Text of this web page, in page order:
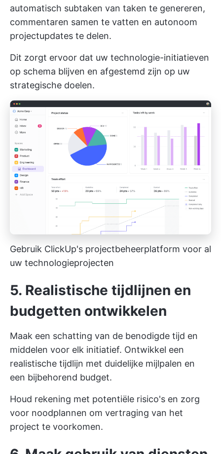
automatisch subtaken van taken te genereren,
commentaren samen te vatten en autonoom
projectupdates te delen.
Dit zorgt ervoor dat uw technologie-initiatieven
op schema blijven en afgestemd zijn op uw
strategische doelen.
Gebruik ClickUp's projectbeheerplatform voor al
uw technologieprojecten
5. Realistische tijdlijnen en
budgetten ontwikkelen
Maak een schatting van de benodigde tijd en
middelen voor elk initiatief. Ontwikkel een
realistische tijdlijn met duidelijke mijlpalen en
een bijbehorend budget.
Houd rekening met potentiële risico's en zorg
voor noodplannen om vertraging van het
project te voorkomen.